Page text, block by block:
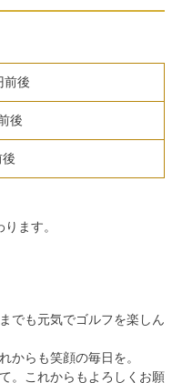
前後
後
ます。
でも元気でゴルフを楽しん
からも笑顔の毎日を。
。これからもよろしくお願